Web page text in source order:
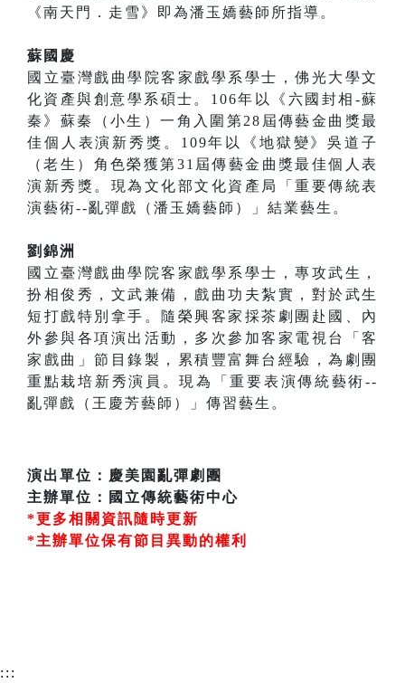
《南天門．走雪》即為潘玉嬌藝師所指導。
蘇國慶
國立臺灣戲曲學院客家戲學系學士，佛光大學文
化資產與創意學系碩士。106年以《六國封相-蘇
秦》蘇秦（小生）一角入圍第28屆傳藝金曲獎最
佳個人表演新秀獎。109年以《地獄變》吳道子
（老生）角色榮獲第31屆傳藝金曲獎最佳個人表
演新秀獎。現為文化部文化資產局「重要傳統表
演藝術--亂彈戲（潘玉嬌藝師）」結業藝生。
劉錦洲
國立臺灣戲曲學院客家戲學系學士，專攻武生，
扮相俊秀，文武兼備，戲曲功夫紮實，對於武生
短打戲特別拿手。隨榮興客家採茶劇團赴國、內
外參與各項演出活動，多次參加客家電視台「客
家戲曲」節目錄製，累積豐富舞台經驗，為劇團
重點栽培新秀演員。現為「重要表演傳統藝術--
亂彈戲（王慶芳藝師）」傳習藝生。
演出單位：慶美園亂彈劇團
主辦單位：國立傳統藝術中心
*更多相關資訊隨時更新
*主辦單位保有節目異動的權利
:::